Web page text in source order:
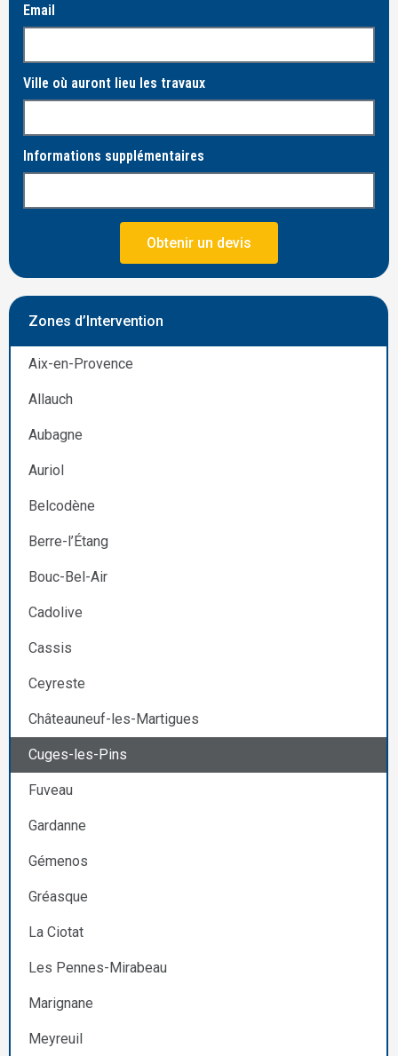
Email
Ville où auront lieu les travaux
Informations supplémentaires
Obtenir un devis
Zones d’Intervention
Aix-en-Provence
Allauch
Aubagne
Auriol
Belcodène
Berre-l’Étang
Bouc-Bel-Air
Cadolive
Cassis
Ceyreste
Châteauneuf-les-Martigues
Cuges-les-Pins
Fuveau
Gardanne
Gémenos
Gréasque
La Ciotat
Les Pennes-Mirabeau
Marignane
Meyreuil